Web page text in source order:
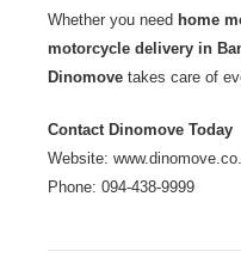
Whether you need home
motorcycle delivery in
Dinomove takes care of
Contact Dinomove Today
Website:
Phone: 094-438-9999